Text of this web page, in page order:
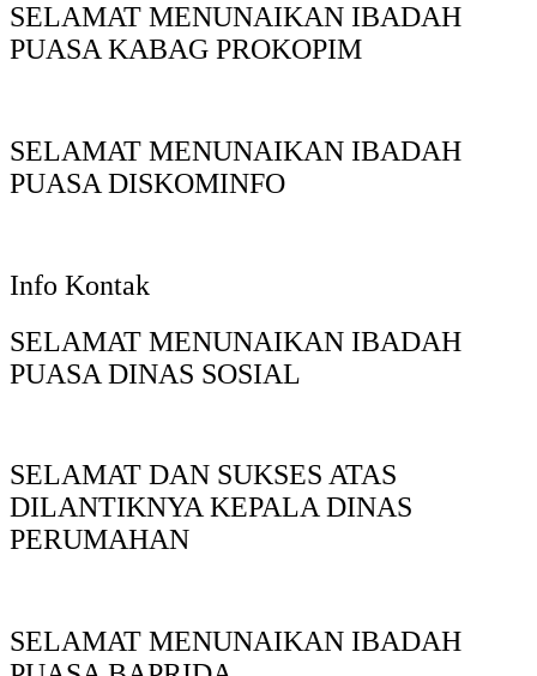
SELAMAT MENUNAIKAN IBADAH
PUASA KABAG PROKOPIM
SELAMAT MENUNAIKAN IBADAH
PUASA DISKOMINFO
Info Kontak
SELAMAT MENUNAIKAN IBADAH
PUASA DINAS SOSIAL
SELAMAT DAN SUKSES ATAS
DILANTIKNYA KEPALA DINAS
PERUMAHAN
SELAMAT MENUNAIKAN IBADAH